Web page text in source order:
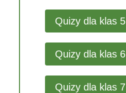
Quizy dla klas 5
Quizy dla klas 6
Quizy dla klas 7